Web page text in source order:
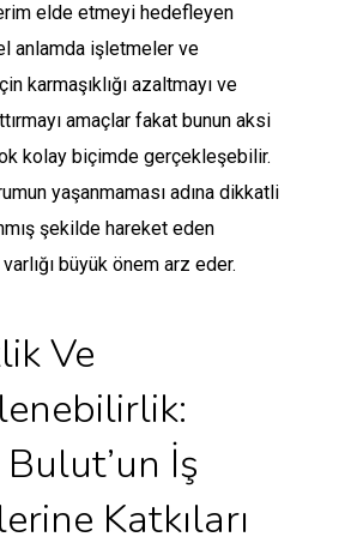
elde etmeyi hedefleyen
anlamda işletmeler ve
karmaşıklığı azaltmayı ve
amaçlar fakat bunun aksi
kolay biçimde gerçekleşebilir.
yaşanmaması adına dikkatli
şekilde hareket eden
büyük önem arz eder.
Ve
İş
Katkıları